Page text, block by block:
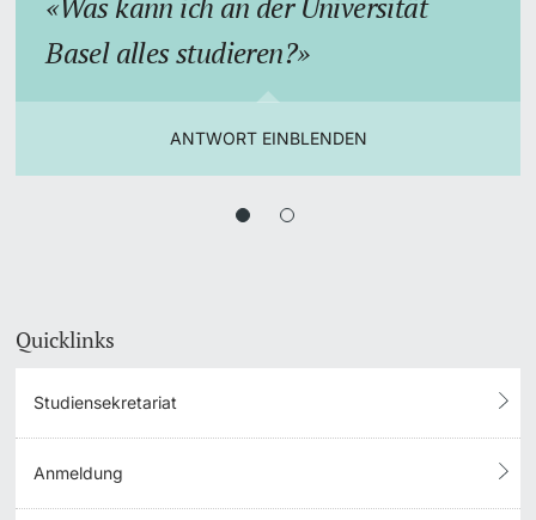
Basel alles studieren?
ANTWORT EINBLENDEN
Quicklinks
Studiensekretariat
Anmeldung